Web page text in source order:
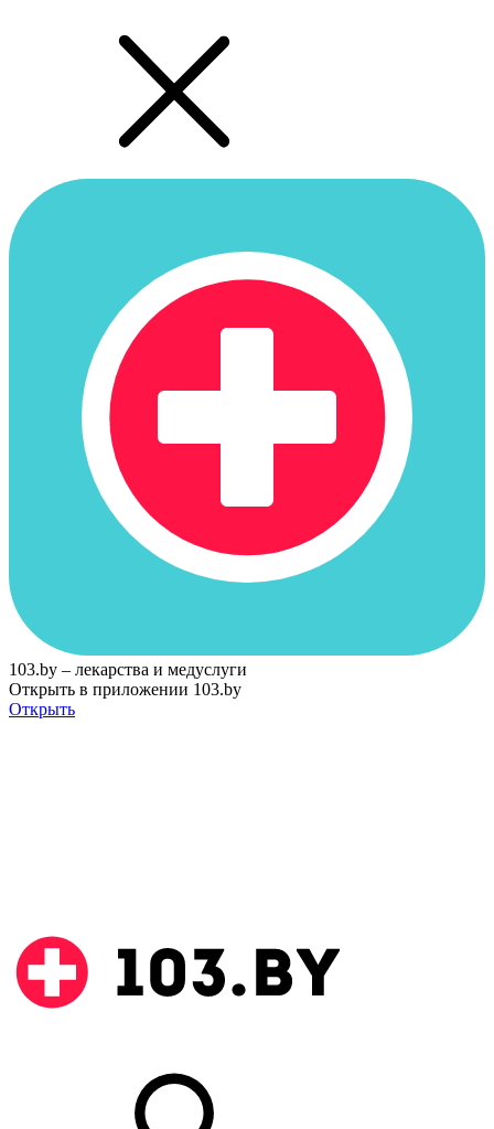
103.by – лекарства и медуслуги
Открыть в приложении 103.by
Открыть